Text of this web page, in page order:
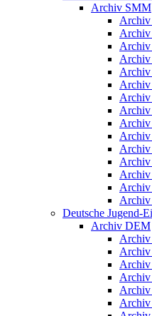
Archiv SMM
Archiv
Archiv
Archiv
Archiv
Archiv
Archiv
Archiv
Archiv
Archiv
Archiv
Archiv
Archiv
Archiv
Archiv
Archiv
Deutsche Jugend-
Archiv DEM
Archiv
Archiv
Archiv
Archiv
Archiv
Archiv